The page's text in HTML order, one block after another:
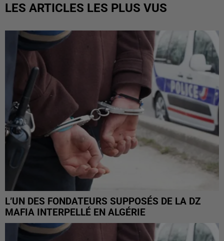
LES ARTICLES LES PLUS VUS
L’UN DES FONDATEURS SUPPOSÉS DE LA DZ
MAFIA INTERPELLÉ EN ALGÉRIE